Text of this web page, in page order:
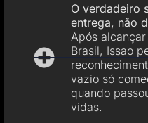
O verdadeiro
entrega, não
Após
Brasil, Issao
vazio só
quando
vidas.